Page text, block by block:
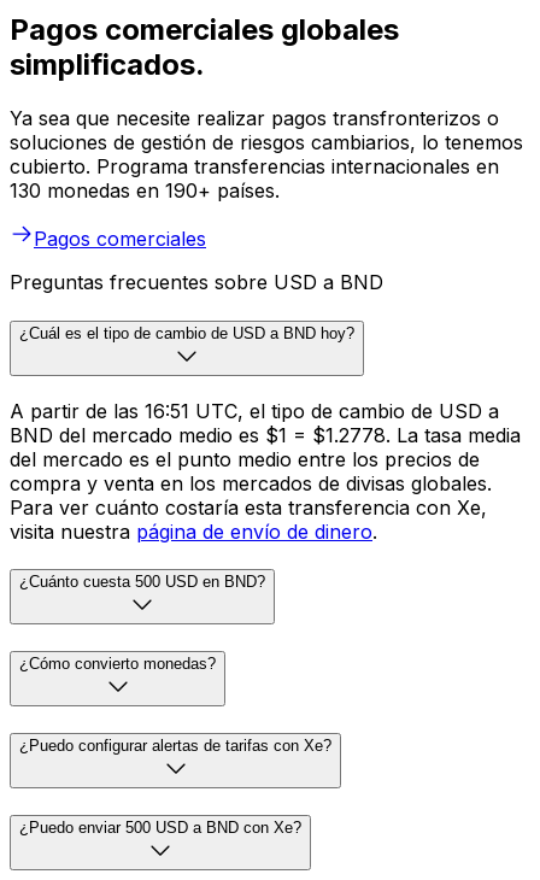
Pagos comerciales globales
simplificados.
Ya sea que necesite realizar pagos transfronterizos o
soluciones de gestión de riesgos cambiarios, lo tenemos
cubierto. Programa transferencias internacionales en
130 monedas en 190+ países.
Pagos comerciales
Preguntas frecuentes sobre USD a BND
¿Cuál es el tipo de cambio de USD a BND hoy?
A partir de las 16:51 UTC, el tipo de cambio de USD a
BND del mercado medio es $1 = $1.2778. La tasa media
del mercado es el punto medio entre los precios de
compra y venta en los mercados de divisas globales.
Para ver cuánto costaría esta transferencia con Xe,
visita nuestra página de envío de dinero.
¿Cuánto cuesta 500 USD en BND?
¿Cómo convierto monedas?
¿Puedo configurar alertas de tarifas con Xe?
¿Puedo enviar 500 USD a BND con Xe?